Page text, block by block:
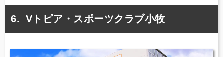
Vトピア・スポーツクラブ小牧